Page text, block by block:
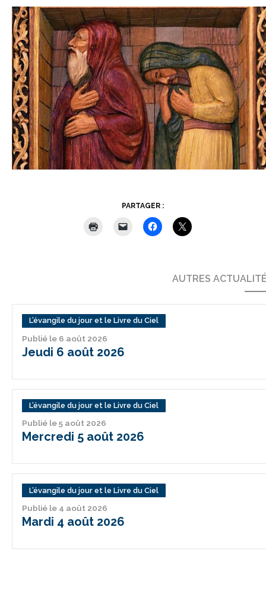
PARTAGER :
AUTRES
L’évangile du jour et le Livre du Ciel
Publié le 6 août 2026
Jeudi 6 août 2026
L’évangile du jour et le Livre du Ciel
Publié le 5 août 2026
Mercredi 5 août 2026
L’évangile du jour et le Livre du Ciel
Publié le 4 août 2026
Mardi 4 août 2026